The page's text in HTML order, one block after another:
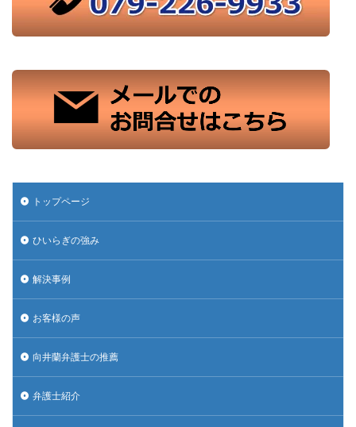
トップページ
ひいらぎの強み
解決事例
お客様の声
向井蘭弁護士の推薦
弁護士紹介